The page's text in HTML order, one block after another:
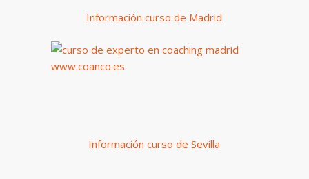
Información curso de Madrid
Información curso de Sevilla